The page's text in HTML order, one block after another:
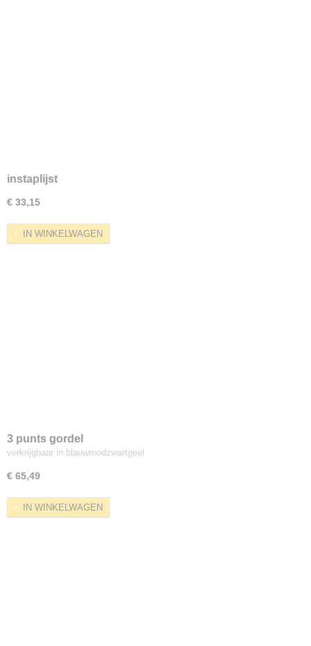
instaplijst
€ 33,15
IN WINKELWAGEN
3 punts gordel
verkrijgbaar in:blauwroodzwartgeel
€ 65,49
IN WINKELWAGEN